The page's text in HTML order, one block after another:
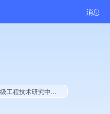
消息
就业贡献、2025年公开项目中标、拥有工艺创新能力、拥有美术作品、拥有多项著作权、软件研发量位于同行前5%